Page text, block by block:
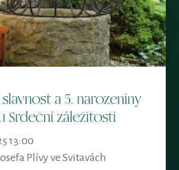
a 5. narozeniny
Srdeční záležitosti
13:00
Plívy ve Svitavách